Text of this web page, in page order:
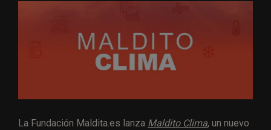
La Fundación Maldita.es lanza Maldito Clima, un nuevo